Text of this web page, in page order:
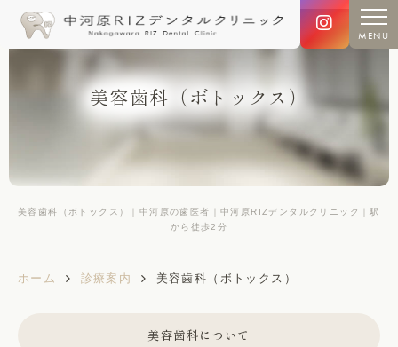
MENU
美容歯科（ボトックス）
美容歯科（ボトックス）｜中河原の歯医者｜中河原RIZデンタルクリニック｜駅
から徒歩2分
ホーム 診療案内 美容歯科（ボトックス）
美容歯科について